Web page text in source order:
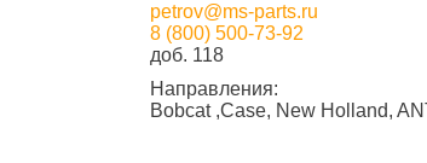
petrov@ms-parts.ru
8 (800) 500-73-92
доб. 118
Направления:
Bobcat ,Case, New Holland,